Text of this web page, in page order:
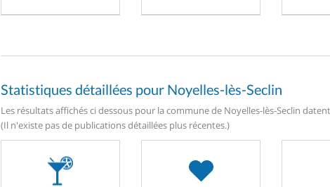
Statistiques détaillées pour Noyelles-lès-Seclin
Les résultats affichés ci dessous pour la commune de Noyelles-lès-Seclin
(Il n'existe pas de publications détaillées plus récentes.)